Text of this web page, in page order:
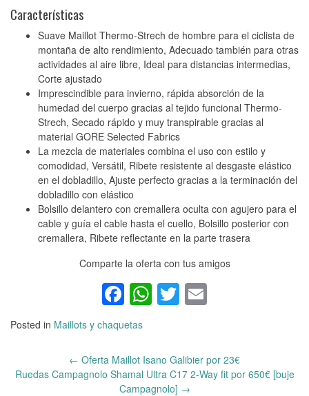
Características
Suave Maillot Thermo-Strech de hombre para el ciclista de
montaña de alto rendimiento, Adecuado también para otras
actividades al aire libre, Ideal para distancias intermedias,
Corte ajustado
Imprescindible para invierno, rápida absorción de la
humedad del cuerpo gracias al tejido funcional Thermo-
Strech, Secado rápido y muy transpirable gracias al
material GORE Selected Fabrics
La mezcla de materiales combina el uso con estilo y
comodidad, Versátil, Ribete resistente al desgaste elástico
en el dobladillo, Ajuste perfecto gracias a la terminación del
dobladillo con elástico
Bolsillo delantero con cremallera oculta con agujero para el
cable y guía el cable hasta el cuello, Bolsillo posterior con
cremallera, Ribete reflectante en la parte trasera
Comparte la oferta con tus amigos
Facebook
WhatsApp
Twitter
Posted in Maillots y chaquetas
Post
← Oferta Maillot Isano Galibier por 23€
Ruedas Campagnolo Shamal Ultra C17 2-Way fit por 650€ [buje
Campagnolo] →